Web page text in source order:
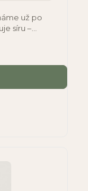
už po
síru –